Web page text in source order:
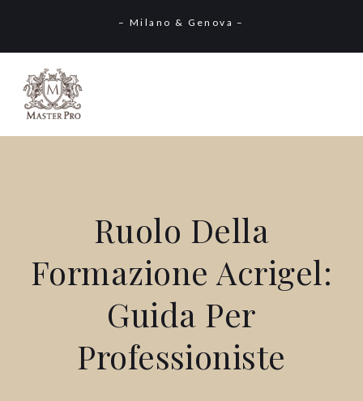
– Milano & Genova –
Ruolo Della
Formazione Acrigel:
Guida Per
Professioniste